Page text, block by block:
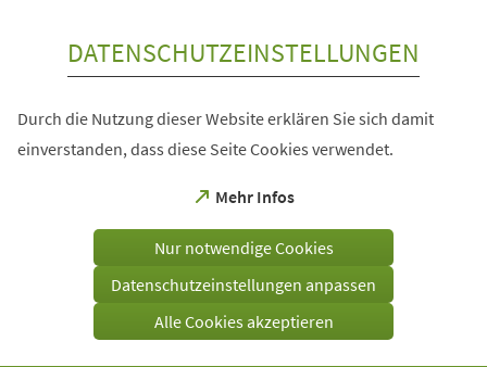
DATENSCHUTZEINSTELLUNGEN
Durch die Nutzung dieser Website erklären Sie sich damit
einverstanden, dass diese Seite Cookies verwendet.
Mehr Infos
(Öffnet
einem
Tab)
Nur notwendige Cookies
Datenschutzeinstellungen anpassen
Alle Cookies akzeptieren